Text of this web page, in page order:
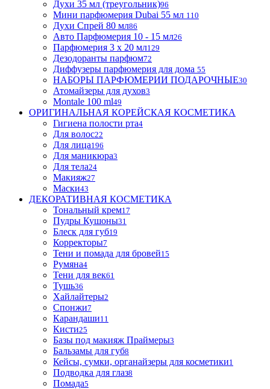
Духи 35 мл (треугольник)96
Мини парфюмерия Dubai 55 мл 110
Духи Спрей 80 мл86
Авто Парфюмерия 10 - 15 мл26
Парфюмерия 3 х 20 мл129
Дезодоранты парфюм72
Диффузеры парфюмерия для дома 55
НАБОРЫ ПАРФЮМЕРИИ ПОДАРОЧНЫЕ30
Атомайзеры для духов3
Montale 100 ml49
ОРИГИНАЛЬНАЯ КОРЕЙСКАЯ КОСМЕТИКА
Гигиена полости рта4
Для волос22
Для лица196
Для маникюра3
Для тела24
Макияж27
Маски43
ДЕКОРАТИВНАЯ КОСМЕТИКА
Тональный крем17
Пудры Кушоны31
Блеск для губ19
Корректоры7
Тени и помада для бровей15
Румяна4
Тени для век61
Тушь36
Хайлайтеры2
Спонжи7
Карандаши11
Кисти25
Базы под макияж Праймеры3
Бальзамы для губ8
Кейсы, сумки, органайзеры для косметики1
Подводка для глаз8
Помада5